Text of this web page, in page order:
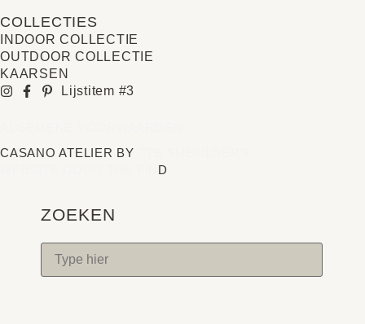
COLLECTIES
INDOOR COLLECTIE
OUTDOOR COLLECTIE
KAARSEN
Lijstitem #3
CASANO ATELIER BY
D
ZOEKEN